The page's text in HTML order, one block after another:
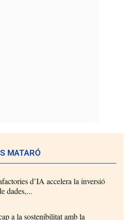
MATARÓ
d’IA accelera la inversió
dades,...
a la sostenibilitat amb la